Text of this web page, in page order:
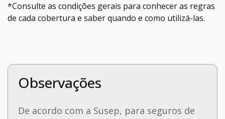
*Consulte as condições gerais para conhecer as regras
de cada cobertura e saber quando e como utilizá-las.
Observações
De acordo com a Susep, para seguros de